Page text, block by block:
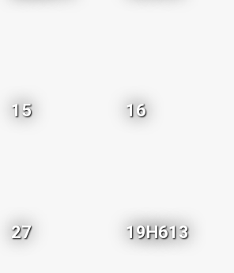
15 16
27 19H613